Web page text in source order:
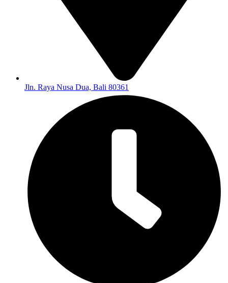
Jln. Raya Nusa Dua, Bali 80361